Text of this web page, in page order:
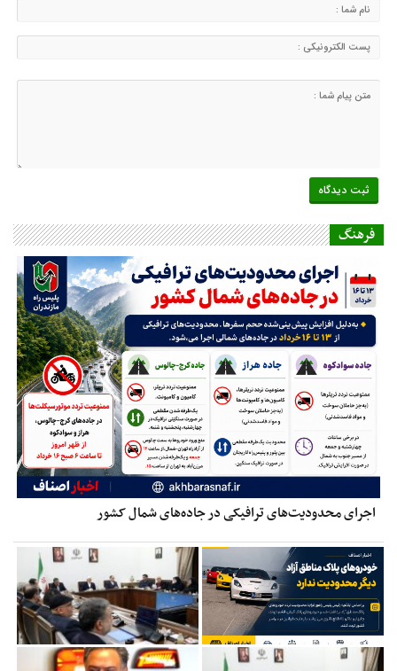
فرهنگ
اجرای محدودیت‌های ترافیکی در جاده‌های شمال کشور